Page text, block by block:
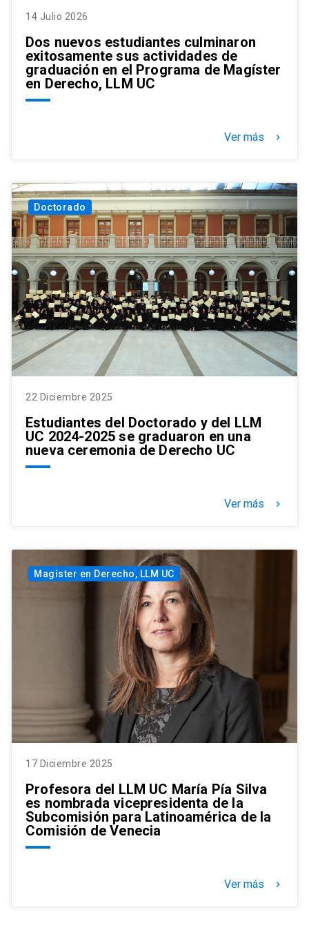
14 Julio 2026
Dos nuevos estudiantes culminaron
exitosamente sus actividades de
graduación en el Programa de Magíster
en Derecho, LLM UC
Ver más keyboard_arrow_right
Doctorado
22 Diciembre 2025
Estudiantes del Doctorado y del LLM
UC 2024-2025 se graduaron en una
nueva ceremonia de Derecho UC
Ver más keyboard_arrow_right
Magíster en Derecho, LLM UC
17 Diciembre 2025
Profesora del LLM UC María Pía Silva
es nombrada vicepresidenta de la
Subcomisión para Latinoamérica de la
Comisión de Venecia
Ver más keyboard_arrow_right